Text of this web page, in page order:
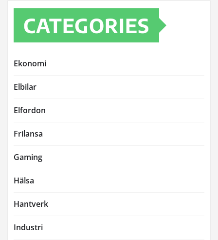
CATEGORIES
Ekonomi
Elbilar
Elfordon
Frilansa
Gaming
Hälsa
Hantverk
Industri